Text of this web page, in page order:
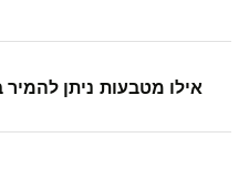
אילו מטבעות ניתן להמיר ב-Wise?